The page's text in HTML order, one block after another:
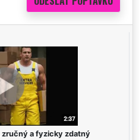
a fyzicky zdatný